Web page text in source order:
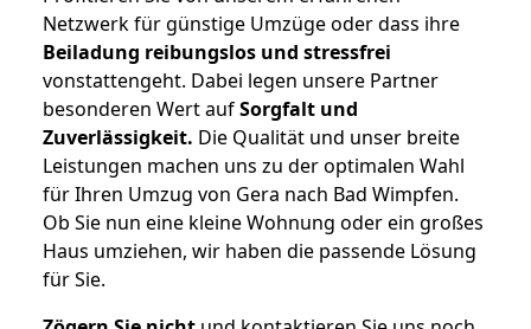
Netzwerk für günstige Umzüge oder dass ihre
Beiladung reibungslos und stressfrei
vonstattengeht. Dabei legen unsere Partner
besonderen Wert aufSorgfalt und
Zuverlässigkeit. Die Qualität und unser breite
Leistungen machen uns zu der optimalen Wahl
für Ihren Umzug von Gera nach Bad Wimpfen.
Ob Sie nun eine kleine Wohnung oder ein großes
Haus umziehen, wir haben die passende Lösung
für Sie.